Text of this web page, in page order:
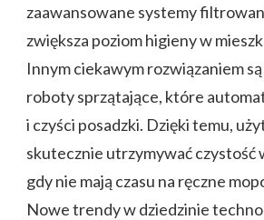
zaawansowane systemy
zwiększa poziom higieny w
Innym ciekawym rozwiązaniem
roboty sprzątające, które
i czyści posadzki. Dzięki temu,
skutecznie utrzymywać czystość
gdy nie mają czasu na ręczne
Nowe trendy w dziedzinie